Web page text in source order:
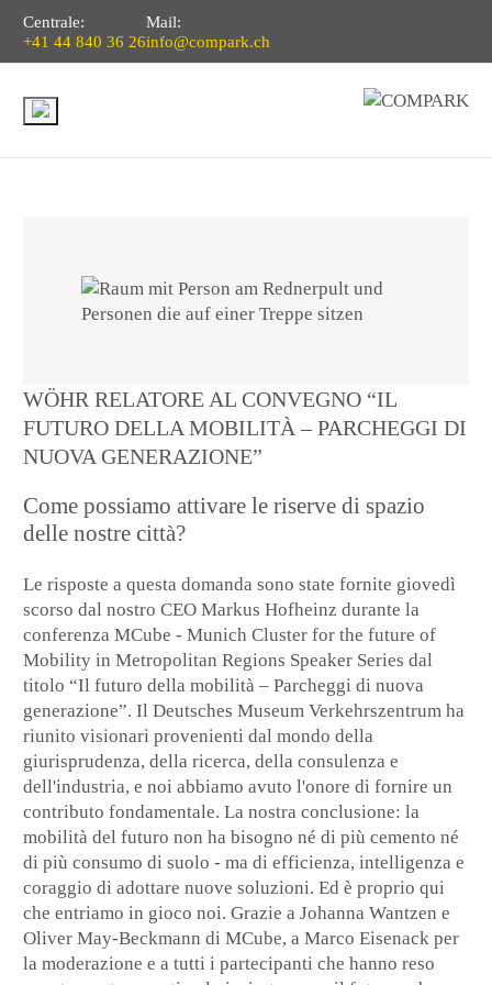
Centrale:
+41 44 840 36 26
Mail:
info@compark.ch
WÖHR RELATORE AL CONVEGNO “IL
FUTURO DELLA MOBILITÀ – PARCHEGGI DI
NUOVA GENERAZIONE”
Come possiamo attivare le riserve di spazio
delle nostre città?
Le risposte a questa domanda sono state fornite giovedì
scorso dal nostro CEO Markus Hofheinz durante la
conferenza MCube - Munich Cluster for the future of
Mobility in Metropolitan Regions Speaker Series dal
titolo “Il futuro della mobilità – Parcheggi di nuova
generazione”. Il Deutsches Museum Verkehrszentrum ha
riunito visionari provenienti dal mondo della
giurisprudenza, della ricerca, della consulenza e
dell'industria, e noi abbiamo avuto l'onore di fornire un
contributo fondamentale. La nostra conclusione: la
mobilità del futuro non ha bisogno né di più cemento né
di più consumo di suolo - ma di efficienza, intelligenza e
coraggio di adottare nuove soluzioni. Ed è proprio qui
che entriamo in gioco noi. Grazie a Johanna Wantzen e
Oliver May-Beckmann di MCube, a Marco Eisenack per
la moderazione e a tutti i partecipanti che hanno reso